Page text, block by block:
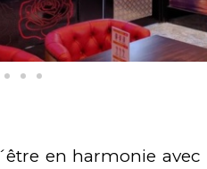
en harmonie